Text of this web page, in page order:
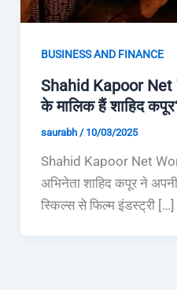
BUSINESS AND FINANCE
Shahid Kapoor Net
के मालिक हैं शाहिद
saurabh / 10/03/2025
Shahid Kapoor Net
अभिनेता शाहिद कपूर ने
स्किल्स से फिल्म इंडस्ट्री […]